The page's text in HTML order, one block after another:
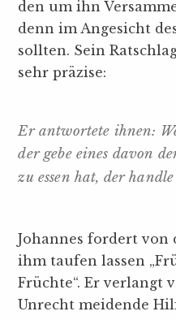
den um ihn
denn im Angesicht
sollten. Sein
sehr präzise:
Er antwortete ihnen:
der gebe eines davon
zu essen hat, der handle
Johannes fordert von
ihm taufen lassen
Früchte“. Er verlangt
Unrecht meidende